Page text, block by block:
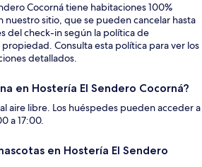
Cocorná tiene habitaciones 100%
nuestro sitio, que se pueden cancelar hasta
del check-in según la política de
Consulta esta política para ver los
detallados.
en Hostería El Sendero Cocorná?
aire libre. Los huéspedes pueden acceder a
a 17:00.
en Hostería El Sendero